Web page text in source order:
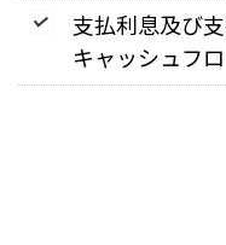
支払利息及び
キャッシュフ